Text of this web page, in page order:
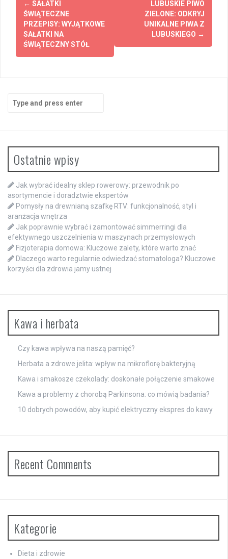
navigation
← SAŁATKI
ŚWIĄTECZNE
PRZEPISY: WYJĄTKOWE
SAŁATKI NA
ŚWIĄTECZNY STÓŁ
LUBUSKIE PIWO
ZIELONE: ODKRYJ
UNIKALNE PIWA Z
LUBUSKIEGO →
for:
Ostatnie wpisy
Jak wybrać idealny sklep rowerowy: przewodnik po
asortymencie i doradztwie ekspertów
Pomysły na drewnianą szafkę RTV: funkcjonalność, styl i
aranżacja wnętrza
Jak poprawnie wybrać i zamontować simmerringi dla
efektywnego uszczelnienia w maszynach przemysłowych
Fizjoterapia domowa: Kluczowe zalety, które warto znać
Dlaczego warto regularnie odwiedzać stomatologa? Kluczowe
korzyści dla zdrowia jamy ustnej
Kawa i herbata
Czy kawa wpływa na naszą pamięć?
Herbata a zdrowe jelita: wpływ na mikroflorę bakteryjną
Kawa i smakosze czekolady: doskonałe połączenie smakowe
Kawa a problemy z chorobą Parkinsona: co mówią badania?
10 dobrych powodów, aby kupić elektryczny ekspres do kawy
Recent Comments
Kategorie
Dieta i zdrowie